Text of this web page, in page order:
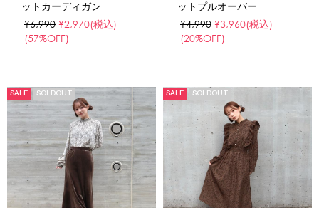
ットカーディガン
¥6,990 ¥2,970(税込)
(57%OFF)
ットプルオーバー
¥4,990 ¥3,960(税込)
(20%OFF)
SALE SOLDOUT SALE SOLDOUT